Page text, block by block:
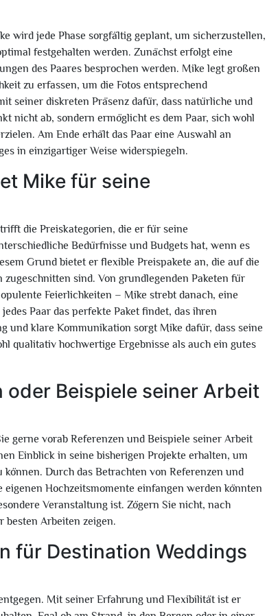
wird jede Phase sorgfältig geplant, um sicherzustellen,
festgehalten werden. Zunächst erfolgt eine
des Paares besprochen werden. Mike legt großen
zu erfassen, um die Fotos entsprechend
seiner diskreten Präsenz dafür, dass natürliche und
nicht ab, sondern ermöglicht es dem Paar, sich wohl
Am Ende erhält das Paar eine Auswahl an
in einzigartiger Weise widerspiegeln.
Mike für seine
die Preiskategorien, die er für seine
Bedürfnisse und Budgets hat, wenn es
Grund bietet er flexible Preispakete an, die auf die
sind. Von grundlegenden Paketen für
Feierlichkeiten – Mike strebt danach, eine
Paar das perfekte Paket findet, das ihren
klare Kommunikation sorgt Mike dafür, dass seine
qualitativ hochwertige Ergebnisse als auch ein gutes
oder Beispiele seiner Arbeit
gerne vorab Referenzen und Beispiele seiner Arbeit
Einblick in seine bisherigen Projekte erhalten, um
Durch das Betrachten von Referenzen und
Hochzeitsmomente einfangen werden könnten
Veranstaltung ist. Zögern Sie nicht, nach
besten Arbeiten zeigen.
für Destination Weddings
Mit seiner Erfahrung und Flexibilität ist er